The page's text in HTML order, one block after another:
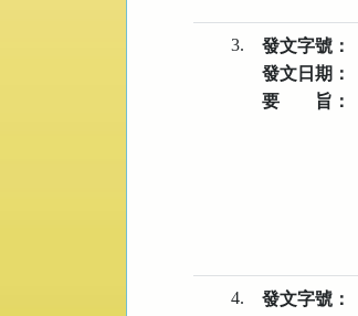
3. 發文字號：
發文日期：
要 旨：
4. 發文字號：